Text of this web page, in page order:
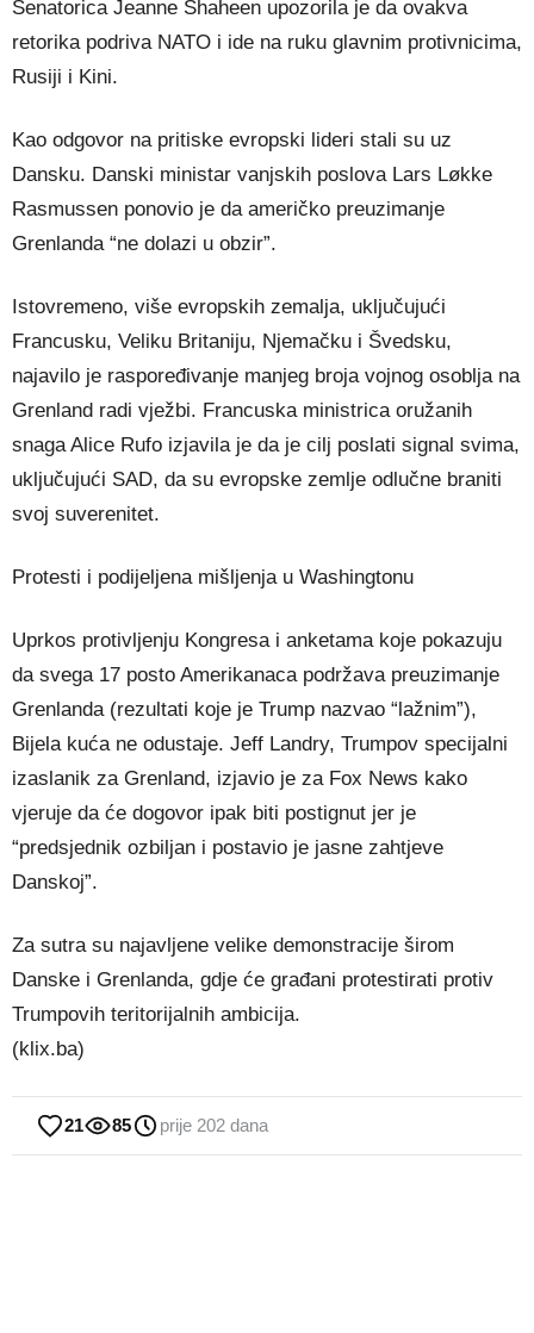
Senatorica Jeanne Shaheen upozorila je da ovakva
retorika podriva NATO i ide na ruku glavnim protivnicima,
Rusiji i Kini.
Kao odgovor na pritiske evropski lideri stali su uz
Dansku. Danski ministar vanjskih poslova Lars Løkke
Rasmussen ponovio je da američko preuzimanje
Grenlanda “ne dolazi u obzir”.
Istovremeno, više evropskih zemalja, uključujući
Francusku, Veliku Britaniju, Njemačku i Švedsku,
najavilo je raspoređivanje manjeg broja vojnog osoblja na
Grenland radi vježbi. Francuska ministrica oružanih
snaga Alice Rufo izjavila je da je cilj poslati signal svima,
uključujući SAD, da su evropske zemlje odlučne braniti
svoj suverenitet.
Protesti i podijeljena mišljenja u Washingtonu
Uprkos protivljenju Kongresa i anketama koje pokazuju
da svega 17 posto Amerikanaca podržava preuzimanje
Grenlanda (rezultati koje je Trump nazvao “lažnim”),
Bijela kuća ne odustaje. Jeff Landry, Trumpov specijalni
izaslanik za Grenland, izjavio je za Fox News kako
vjeruje da će dogovor ipak biti postignut jer je
“predsjednik ozbiljan i postavio je jasne zahtjeve
Danskoj”.
Za sutra su najavljene velike demonstracije širom
Danske i Grenlanda, gdje će građani protestirati protiv
Trumpovih teritorijalnih ambicija.
(klix.ba)
21 85 prije 202 dana